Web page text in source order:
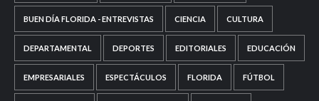
BUEN DÍA FLORIDA - ENTREVISTAS CIENCIA CULTURA
DEPARTAMENTAL DEPORTES EDITORIALES EDUCACIÓN
EMPRESARIALES ESPECTÁCULOS FLORIDA FÚTBOL